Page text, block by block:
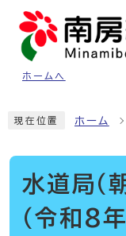
ページの先頭です
ホームへ
現在位置 ホーム
水道局（
（令和8